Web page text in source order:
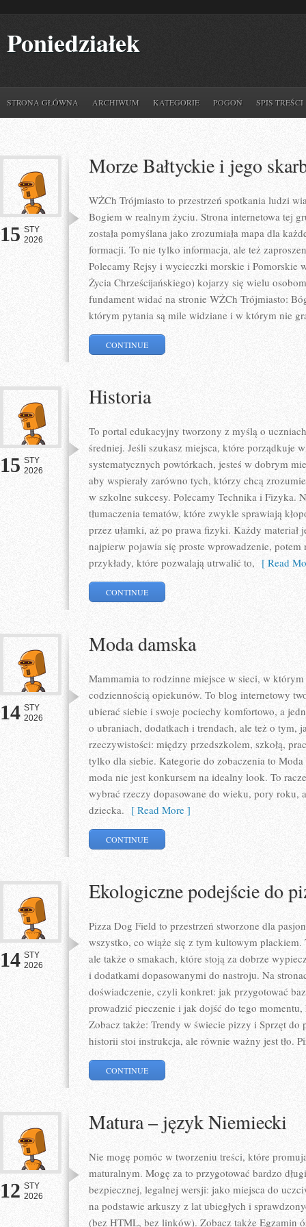
Poniedziałek
STRONA GŁÓWNA ARCHIWUM KATEGORIE POGOŃ SPIS TREŚCI
15 STY
2026
Morze Bałtyckie i jego
WŻCh Trójmiasto to przestrzeń spotkania ludzi
Bogiem w realnym życiu. Strona internetowa tej
została pomyślana jako zrozumiała mapa dla
formacji. To nie tylko informacja, ale też
Polecamy Rejsy i wycieczki morskie i Pomorskie
Życia Chrześcijańskiego) kojarzy się wielu
fundament widać na stronie WŻCh Trójmiasto:
którym pytania są mile widziane i w którym nie
CONTINUE
15 STY
2026
Historia
To portal edukacyjny tworzony z myślą o
średniej. Jeśli szukasz miejsca, które porządkuje
systematycznych powtórkach, jesteś w dobrym
aby wspierały zarówno tych, którzy chcą
w szkolne sukcesy. Polecamy Technika i Fizyka.
tłumaczenia tematów, które zwykle sprawiają
przez ułamki, aż po prawa fizyki. Każdy materiał
najpierw pojawia się proste wprowadzenie, potem
przykłady, które pozwalają utrwalić to, [ Read
CONTINUE
14 STY
2026
Moda damska
Mammamia to rodzinne miejsce w sieci, w
codziennością opiekunów. To blog internetowy
ubierać siebie i swoje pociechy komfortowo, a
o ubraniach, dodatkach i trendach, ale też o tym,
rzeczywistości: między przedszkolem, szkołą,
tylko dla siebie. Kategorie do zobaczenia to
moda nie jest konkursem na idealny look. To
wybrać rzeczy dopasowane do wieku, pory roku,
dziecka. [ Read More ]
CONTINUE
14 STY
2026
Ekologiczne podejście do
Pizza Dog Field to przestrzeń stworzone dla
wszystko, co wiąże się z tym kultowym plackiem.
ale także o smakach, które stoją za dobrze
i dodatkami dopasowanymi do nastroju. Na
doświadczenie, czyli konkret: jak przygotować
prowadzić pieczenie i jak dojść do tego
Zobacz także: Trendy w świecie pizzy i Sprzęt
historii stoi instrukcja, ale równie ważny jest tło.
CONTINUE
12 STY
2026
Matura – język Niemiecki
Nie mogę pomóc w tworzeniu treści, które
maturalnym. Mogę za to przygotować bardzo
bezpiecznej, legalnej wersji: jako miejsca do
na podstawie arkuszy z lat ubiegłych i
(bez HTML, bez linków). Zobacz także Egzamin